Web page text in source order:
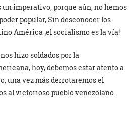
un imperativo, porque aún, no hemos
popular, Sin desconocer los
América ¡el socialismo es la vía!
hizo soldados por la
hoy, debemos estar atento a
una vez más derrotaremos el
al victorioso pueblo venezolano.